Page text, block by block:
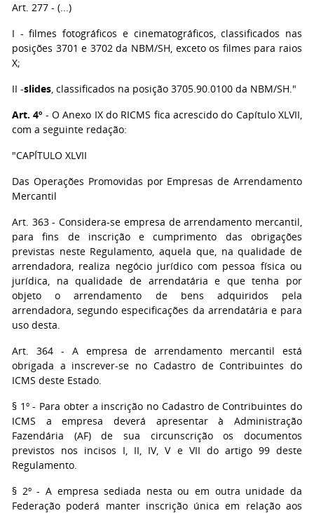
Art. 277 - (...)
I - filmes fotográficos e cinematográficos, classificados nas
posições 3701 e 3702 da NBM/SH, exceto os filmes para raios
X;
II -slides, classificados na posição 3705.90.0100 da NBM/SH."
Art. 4º - O Anexo IX do RICMS fica acrescido do Capítulo XLVII,
com a seguinte redação:
"CAPÍTULO XLVII
Das Operações Promovidas por Empresas de Arrendamento
Mercantil
Art. 363 - Considera-se empresa de arrendamento mercantil,
para fins de inscrição e cumprimento das obrigações
previstas neste Regulamento, aquela que, na qualidade de
arrendadora, realiza negócio jurídico com pessoa física ou
jurídica, na qualidade de arrendatária e que tenha por
objeto o arrendamento de bens adquiridos pela
arrendadora, segundo especificações da arrendatária e para
uso desta.
Art. 364 - A empresa de arrendamento mercantil está
obrigada a inscrever-se no Cadastro de Contribuintes do
ICMS deste Estado.
§ 1º - Para obter a inscrição no Cadastro de Contribuintes do
ICMS a empresa deverá apresentar à Administração
Fazendária (AF) de sua circunscrição os documentos
previstos nos incisos I, II, IV, V e VII do artigo 99 deste
Regulamento.
§ 2º - A empresa sediada nesta ou em outra unidade da
Federação poderá manter inscrição única em relação aos